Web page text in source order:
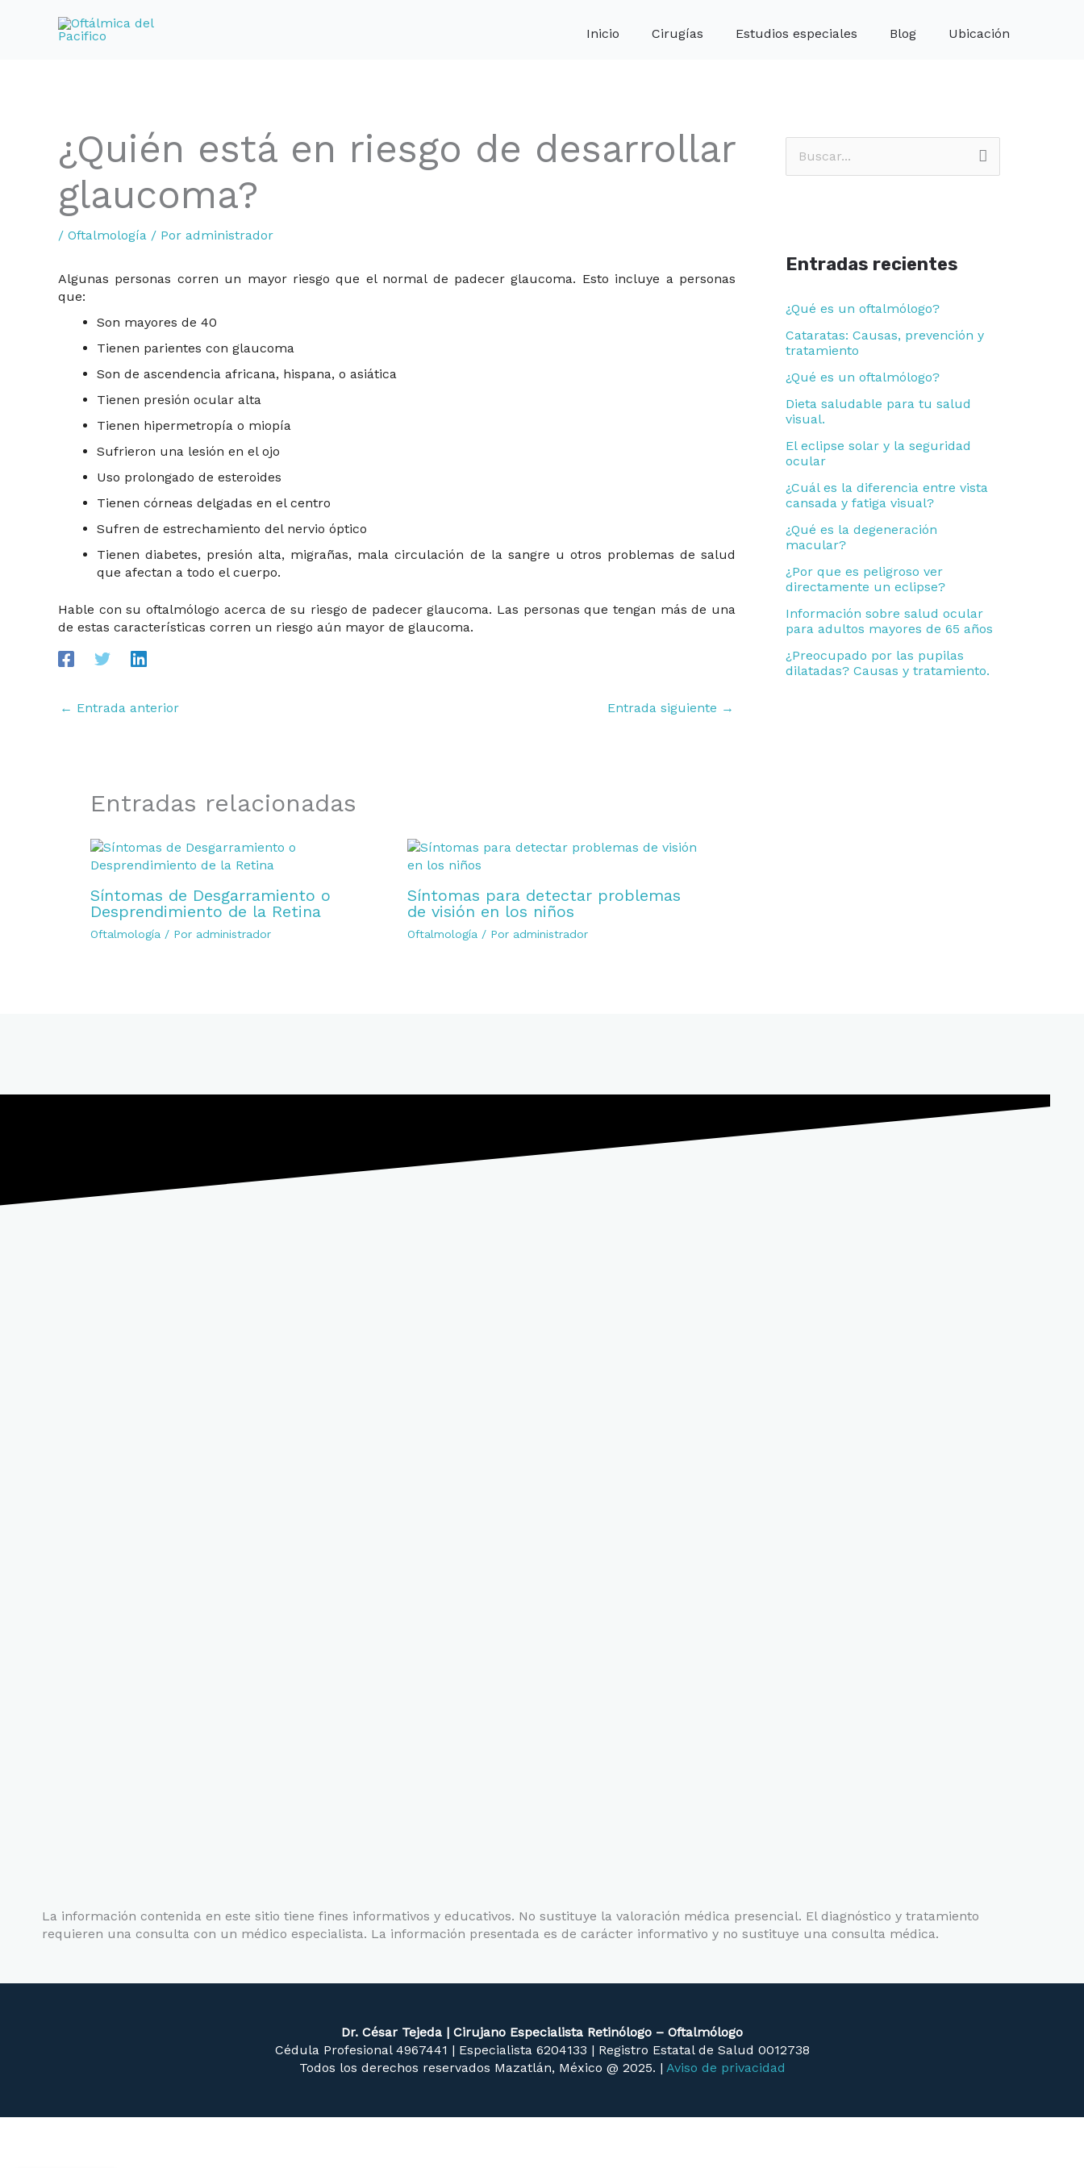
contenido
Inicio Cirugías Estudios especiales Blog Ubicación
¿Quién está en riesgo de desarrollar
glaucoma?
/ Oftalmología / Por administrador
Algunas personas corren un mayor riesgo que el normal de padecer glaucoma. Esto incluye a personas
que:
Son mayores de 40
Tienen parientes con glaucoma
Son de ascendencia africana, hispana, o asiática
Tienen presión ocular alta
Tienen hipermetropía o miopía
Sufrieron una lesión en el ojo
Uso prolongado de esteroides
Tienen córneas delgadas en el centro
Sufren de estrechamiento del nervio óptico
Tienen diabetes, presión alta, migrañas, mala circulación de la sangre u otros problemas de salud
que afectan a todo el cuerpo.
Hable con su oftalmólogo acerca de su riesgo de padecer glaucoma. Las personas que tengan más de una
de estas características corren un riesgo aún mayor de glaucoma.
← Entrada anterior Entrada siguiente →
Entradas relacionadas
Síntomas de Desgarramiento o
Desprendimiento de la Retina
Oftalmología / Por administrador
Síntomas para detectar problemas
de visión en los niños
Oftalmología/ Por administrador
a
p
o
Entradas recientes
¿Qué es un oftalmólogo?
Cataratas: Causas, prevención y
tratamiento
¿Qué es un oftalmólogo?
Dieta saludable para tu salud
visual.
El eclipse solar y la seguridad
ocular
¿Cuál es la diferencia entre vista
cansada y fatiga visual?
¿Qué es la degeneración
macular?
¿Por que es peligroso ver
directamente un eclipse?
Información sobre salud ocular
para adultos mayores de 65 años
¿Preocupado por las pupilas
dilatadas? Causas y tratamiento.
La información contenida en este sitio tiene fines informativos y educativos. No sustituye la valoración médica presencial. El diagnóstico y tratamiento
requieren una consulta con un médico especialista. La información presentada es de carácter informativo y no sustituye una consulta médica.
Dr. César Tejeda | Cirujano Especialista Retinólogo – Oftalmólogo
Cédula Profesional 4967441 | Especialista 6204133 | Registro Estatal de Salud 0012738
Todos los derechos reservados Mazatlán, México @ 2025. | Aviso de privacidad